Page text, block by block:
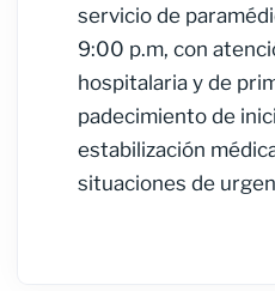
servicio de
9:00 p.m, con
hospitalaria y de
padecimiento de
estabilización
situaciones de